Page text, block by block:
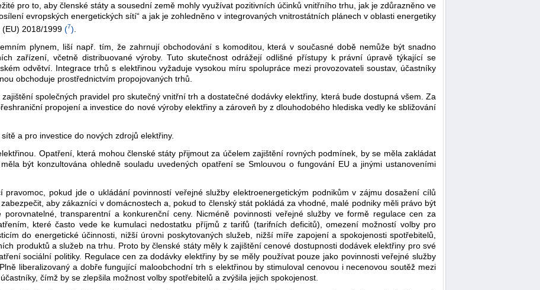
pro to, aby členské státy a sousední země mohly využívat pozitivních účinků vnitřního trhu, jak je zdůrazněno ve
evropských energetických sítí“ a jak je zohledněno v integrovaných vnitrostátních plánech v oblasti energetiky
2018/1999 (7)
plynem, liší např. tím, že zahrnují obchodování s komoditou, která v současné době nemůže být snadno
zařízení, včetně distribuované výroby. Tuto skutečnost odrážejí odlišné přístupy k právní úpravě týkající se
odvětví. Integrace trhů s elektřinou vyžaduje vysokou míru spolupráce mezi provozovateli soustav, účastníky
obchoduje prostřednictvím propojovaných trhů.
společných pravidel pro skutečný vnitřní trh a dostatečné dodávky elektřiny, která bude dostupná všem. Za
propojení a investice do nové výroby elektřiny a zároveň by z dlouhodobého hlediska vedly ke sbližování
a pro investice do nových zdrojů elektřiny.
Opatření, která mohou členské státy přijmout za účelem zajištění rovných podmínek, by se měla zakládat
být konzultována ohledně souladu uvedených opatření se Smlouvou o fungování EU a jinými ustanoveními
pokud jde o ukládání povinností veřejné služby elektroenergetickým podnikům v zájmu dosažení cílů
aby zákazníci v domácnostech a, pokud to členský stát pokládá za vhodné, malé podniky měli právo být
transparentní a konkurenční ceny. Nicméně povinnosti veřejné služby ve formě regulace cen za
které často vede ke kumulaci nedostatku příjmů z tarifů (tarifních deficitů), omezení možností volby pro
do energetické účinnosti, nižší úrovni poskytovaných služeb, nižší míře zapojení a spokojenosti spotřebitelů,
produktů a služeb na trhu. Proto by členské státy měly k zajištění cenové dostupnosti dodávek elektřiny pro své
sociální politiky. Regulace cen za dodávky elektřiny by se měly používat pouze jako povinnosti veřejné služby
liberalizovaný a dobře fungující maloobchodní trh s elektřinou by stimuloval cenovou i necenovou soutěž mezi
čímž by se zlepšila možnost volby spotřebitelů a zvýšila jejich spokojenost.